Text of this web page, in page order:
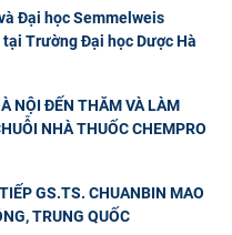
Đại học Semmelweis
Trường Đại học Dược Hà
NỘI ĐẾN THĂM VÀ LÀM
NHÀ THUỐC CHEMPRO
GS.TS. CHUANBIN MAO
TRUNG QUỐC